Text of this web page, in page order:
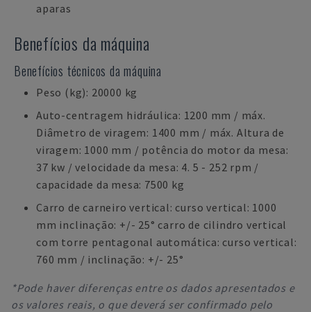
aparas
Benefícios da máquina
Benefícios técnicos da máquina
Peso (kg): 20000 kg
Auto-centragem hidráulica: 1200 mm / máx.
Diâmetro de viragem: 1400 mm / máx. Altura de
viragem: 1000 mm / potência do motor da mesa:
37 kw / velocidade da mesa: 4. 5 - 252 rpm /
capacidade da mesa: 7500 kg
Carro de carneiro vertical: curso vertical: 1000
mm inclinação: +/- 25° carro de cilindro vertical
com torre pentagonal automática: curso vertical:
760 mm / inclinação: +/- 25°
*Pode haver diferenças entre os dados apresentados e
os valores reais, o que deverá ser confirmado pelo